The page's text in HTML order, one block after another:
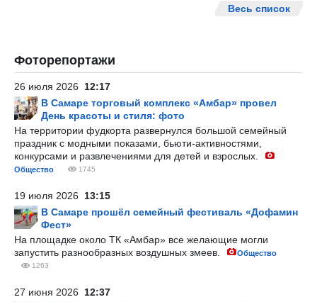
Весь список
Фоторепортажи
26 июля 2026 12:17
В Самаре торговый комплекс «Амбар» провел
День красоты и стиля: фото
На территории фудкорта развернулся большой семейный
праздник с модными показами, бьюти-активностями,
конкурсами и развлечениями для детей и взрослых.
Общество 1745
19 июля 2026 13:15
В Самаре прошёл семейный фестиваль «Дофамин
Фест»
На площадке около ТК «Амбар» все желающие могли
запустить разнообразных воздушных змеев.
Общество
1263
27 июня 2026 12:37